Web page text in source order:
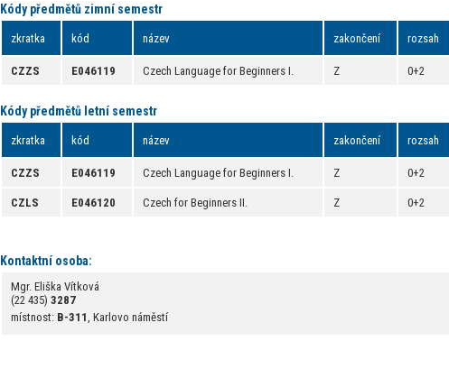
Kódy předmětů zimní semestr
zkratka kód název zakončení rozsah
CZZS E046119 Czech Language for Beginners I. Z 0+2
Kódy předmětů letní semestr
zkratka kód název zakončení rozsah
CZZS E046119 Czech Language for Beginners I. Z 0+2
CZLS E046120 Czech for Beginners II. Z 0+2
Kontaktní osoba:
Mgr. Eliška Vítková
(22 435) 3287
místnost: B-311, Karlovo náměstí